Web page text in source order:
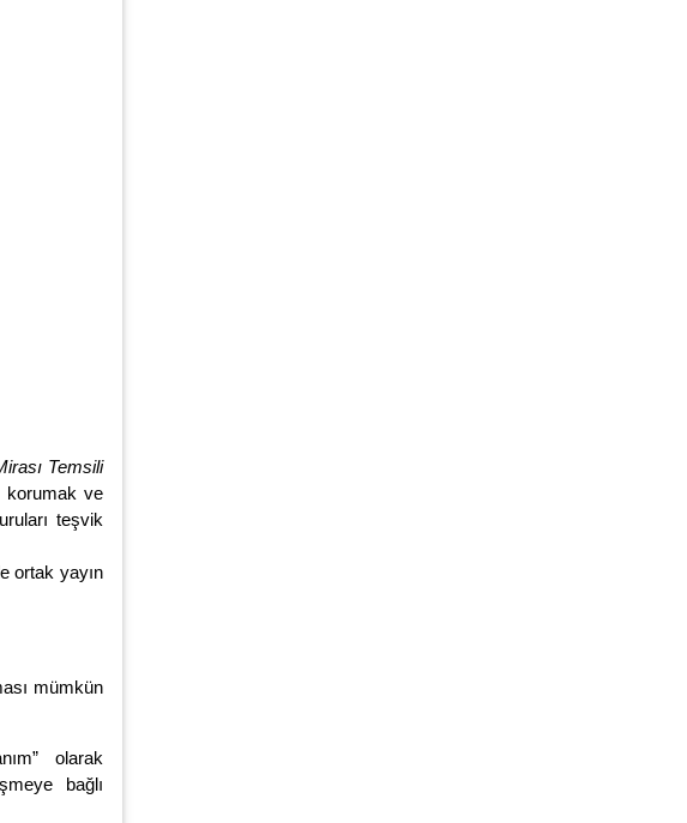
Temsili
korumak ve
teşvik
ortak yayın
mümkün
olarak
bağlı